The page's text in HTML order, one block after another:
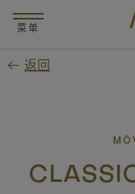
要
菜单
返回